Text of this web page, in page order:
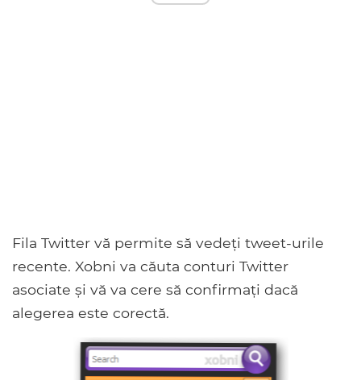
Fila Twitter vă permite să vedeți tweet-urile
recente. Xobni va căuta conturi Twitter
asociate și vă va cere să confirmați dacă
alegerea este corectă.